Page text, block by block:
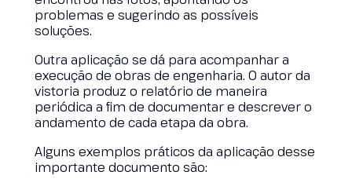
problemas e sugerindo as possíveis
soluções.
Outra aplicação se dá para acompanhar a
execução de obras de engenharia. O autor da
vistoria produz o relatório de maneira
periódica a fim de documentar e descrever o
andamento de cada etapa da obra.
Alguns exemplos práticos da aplicação desse
importante documento são: